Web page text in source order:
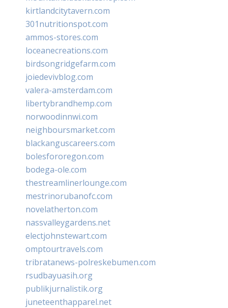
kirtlandcitytavern.com
301nutritionspot.com
ammos-stores.com
loceanecreations.com
birdsongridgefarm.com
joiedevivblog.com
valera-amsterdam.com
libertybrandhemp.com
norwoodinnwi.com
neighboursmarket.com
blackanguscareers.com
bolesfororegon.com
bodega-ole.com
thestreamlinerlounge.com
mestrinorubanofc.com
novelatherton.com
nassvalleygardens.net
electjohnstewart.com
omptourtravels.com
tribratanews-polreskebumen.com
rsudbayuasih.org
publikjurnalistik.org
juneteenthapparel.net